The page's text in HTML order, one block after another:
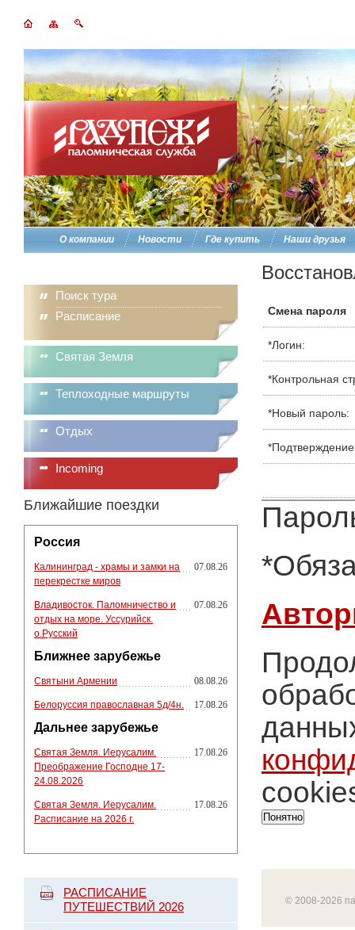
О компании Новости Где купить Наши друзья
Поиск тура
Расписание
Святая Земля
Теплоходные маршруты
Отдых
Incoming
Ближайшие поездки
Россия
Калининград - храмы и замки на
перекрестке миров
07.08.26
Владивосток. Паломничество и
отдых на море. Уссурийск.
о.Русский
07.08.26
Ближнее зарубежье
Святыни Армении 08.08.26
Белоруссия православная 5д/4н. 17.08.26
Дальнее зарубежье
Святая Земля. Иерусалим.
Преображение Господне 17-
24.08.2026
17.08.26
Святая Земля. Иерусалим.
Расписание на 2026 г.
17.08.26
РАСПИСАНИЕ
ПУТЕШЕСТВИЙ 2026
Смена пароля
*Логин:
*Контрольная
*Новый пароль:
*
*
Понятно
© 2008-2026